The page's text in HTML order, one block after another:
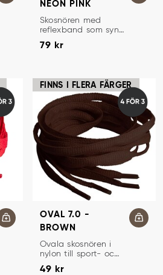
NEON PINK
SKOSNÖREN
Skosnören med
reflexband som syns
Pris
79 kr
FINNS I FLERA FÄRGER
OVAL 7.0 -
BROWN
SKOSNÖREN
Ovala skosnören i
nylon till sport- och
löparskor.
Pris:
49 kr